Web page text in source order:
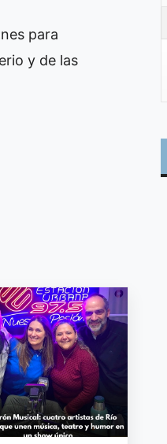
para
y de las